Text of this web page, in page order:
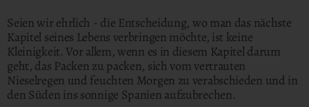
Seien wir ehrlich - die Entscheidung, wo man das nächste
Kapitel seines Lebens verbringen möchte, ist keine
Kleinigkeit. Vor allem, wenn es in diesem Kapitel darum
geht, das Packen zu packen, sich vom vertrauten
Nieselregen und feuchten Morgen zu verabschieden und in
den Süden ins sonnige Spanien aufzubrechen.